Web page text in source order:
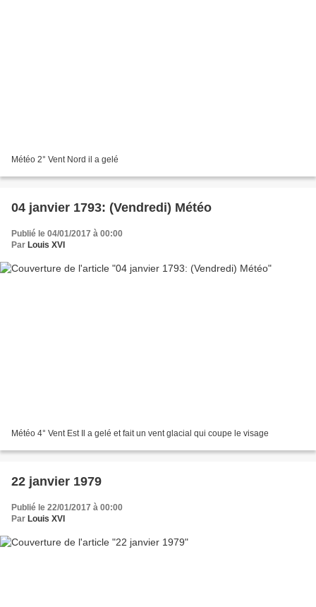
Météo 2° Vent Nord il a gelé
04 janvier 1793: (Vendredi) Météo
Publié le 04/01/2017 à 00:00
Par Louis XVI
Météo 4° Vent Est Il a gelé et fait un vent glacial qui coupe le visage
22 janvier 1979
Publié le 22/01/2017 à 00:00
Par Louis XVI